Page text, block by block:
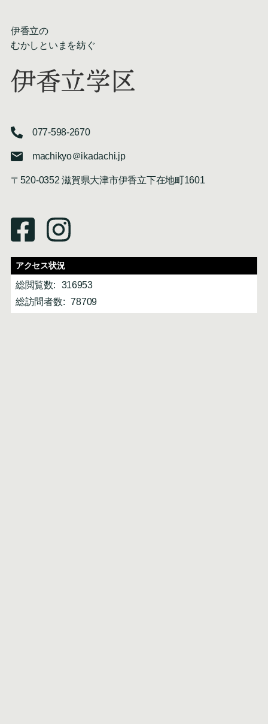
伊香立の
むかしといまを紡ぐ
伊香立学区
077-598-2670
machikyo＠ikadachi.jp
〒520-0352 滋賀県大津市伊香立下在地町1601
アクセス状況
総閲覧数:
316953
総訪問者数:
78709